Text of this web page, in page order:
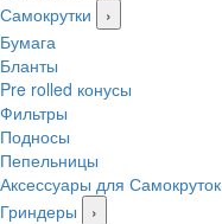
Самокрутки
›
Бумага
Бланты
Pre rolled конусы
Фильтры
Подносы
Пепельницы
Аксессуары для Самокруток
Гриндеры
›